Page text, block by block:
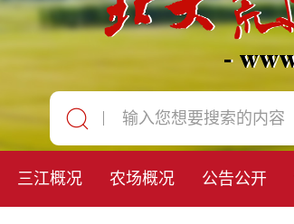
三江概况 农场概况 公告公开